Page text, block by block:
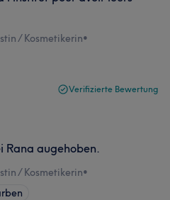
/ Kosmetikerin•
Verifizierte Bewertung
Rana augehoben.
/ Kosmetikerin•